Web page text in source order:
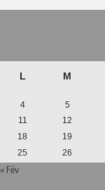
L M
4
5
11
12
18
19
25
26
« Fév